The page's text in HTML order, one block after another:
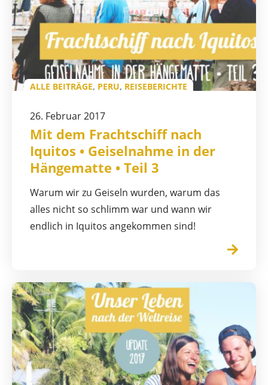
ALLE BEITRÄGE, PERU, REISEBERICHTE
26. Februar 2017
Mit dem Frachtschiff nach
Iquitos • Geiselnahme in der
Hängematte • Teil 3
Warum wir zu Geiseln wurden, warum das
alles nicht so schlimm war und wann wir
endlich in Iquitos angekommen sind!